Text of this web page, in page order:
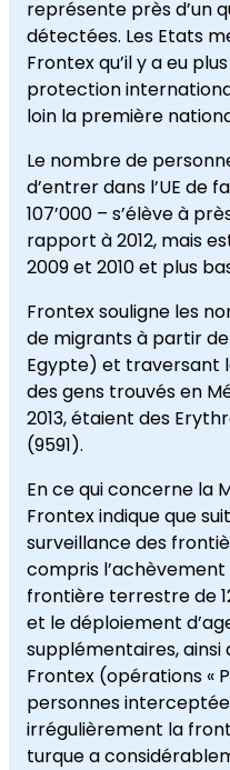
représente près d’un
détectées. Les Etats
Frontexqu’il y a eu
protection
loin la première n
Le nombre de
d’entrer dans l’UE de
107’000 – s’élève à
rapport à2012, mais
2009et 2010et plus
Frontexsouligne les
de migrantsà partirde
Egypte) et traversant
des gens trouvésen
2013,étaient des
(9591).
En ce qui concerne la
Frontexindique que
surveillance des
compris l’achèvement
frontière terrestrede
et le déploiement d’
supplémentaires,ainsi
Frontex (opérations «
personnes
irrégulièrement la
turquea